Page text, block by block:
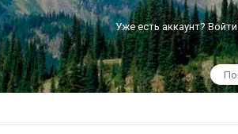
Уже есть аккаунт? Войти